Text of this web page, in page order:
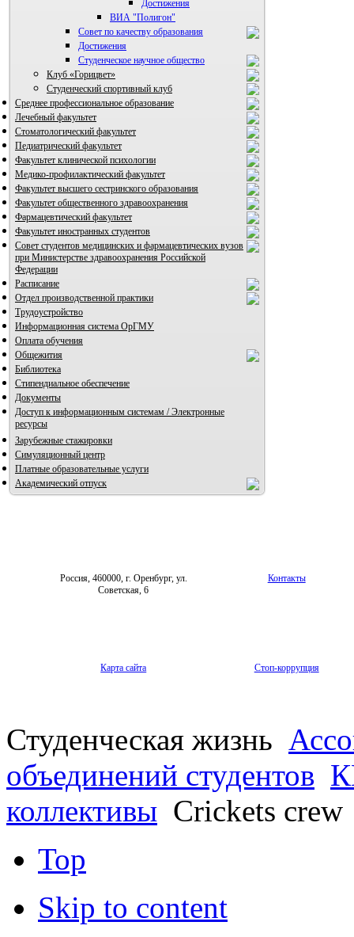
Достижения
ВИА "Полигон"
Совет по качеству образования
Достижения
Студенческое научное общество
Клуб «Горицвет»
Студенческий спортивный клуб
Среднее профессиональное образование
Лечебный факультет
Стоматологический факультет
Педиатрический факультет
Факультет клинической психологии
Медико-профилактический факультет
Факультет высшего сестринского образования
Факультет общественного здравоохранения
Фармацевтический факультет
Факультет иностранных студентов
Совет студентов медицинских и фармацевтических вузов
при Министерстве здравоохранения Российской
Федерации
Расписание
Отдел производственной практики
Трудоустройство
Информационная система ОрГМУ
Оплата обучения
Общежития
Библиотека
Стипендиальное обеспечение
Документы
Доступ к информационным системам / Электронные
ресурсы
Зарубежные стажировки
Симуляционный центр
Платные образовательные услуги
Академический отпуск
Россия, 460000, г. Оренбург, ул.
Советская, 6
Контакты
Карта сайта Стоп-коррупция
Студенческая жизнь
объединений студентов
коллективы Crickets crew
Top
Skip to content